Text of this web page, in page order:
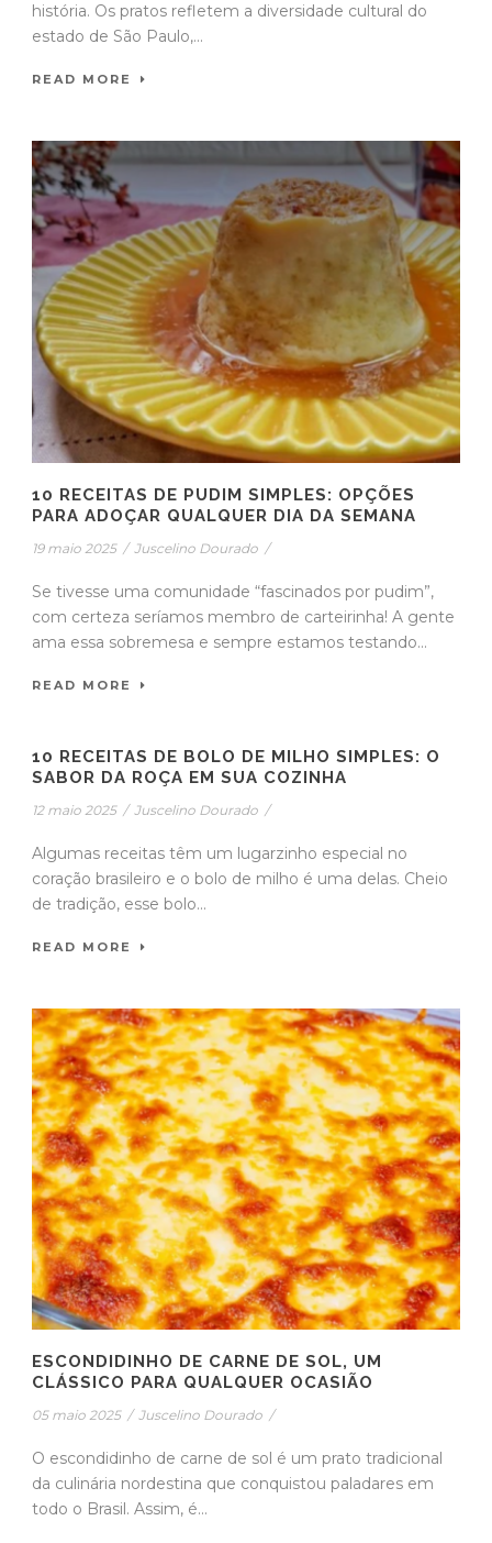
história. Os pratos refletem a diversidade cultural do
estado de São Paulo,...
READ MORE
10 RECEITAS DE PUDIM SIMPLES: OPÇÕES
PARA ADOÇAR QUALQUER DIA DA SEMANA
19 maio 2025 / Juscelino Dourado /
Se tivesse uma comunidade “fascinados por pudim”,
com certeza seríamos membro de carteirinha! A gente
ama essa sobremesa e sempre estamos testando...
READ MORE
10 RECEITAS DE BOLO DE MILHO SIMPLES: O
SABOR DA ROÇA EM SUA COZINHA
12 maio 2025 / Juscelino Dourado /
Algumas receitas têm um lugarzinho especial no
coração brasileiro e o bolo de milho é uma delas. Cheio
de tradição, esse bolo...
READ MORE
ESCONDIDINHO DE CARNE DE SOL, UM
CLÁSSICO PARA QUALQUER OCASIÃO
05 maio 2025 / Juscelino Dourado /
O escondidinho de carne de sol é um prato tradicional
da culinária nordestina que conquistou paladares em
todo o Brasil. Assim, é...